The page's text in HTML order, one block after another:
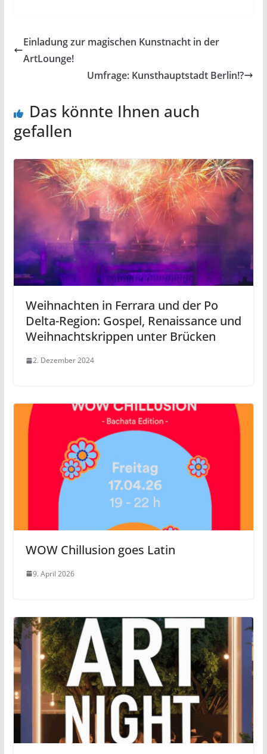
Einladung zur magischen Kunstnacht in der
ArtLounge!
Umfrage: Kunsthauptstadt Berlin!?
Das könnte Ihnen auch
gefallen
Weihnachten in Ferrara und der Po
Delta-Region: Gospel, Renaissance und
Weihnachtskrippen unter Brücken
2. Dezember 2024
WOW Chillusion goes Latin
9. April 2026